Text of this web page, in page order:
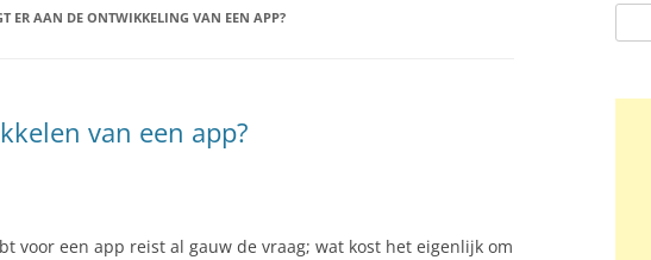
ER AAN DE ONTWIKKELING VAN EEN APP?
van een app?
voor een app reist al gauw de vraag; wat kost het eigenlijk om
naar: